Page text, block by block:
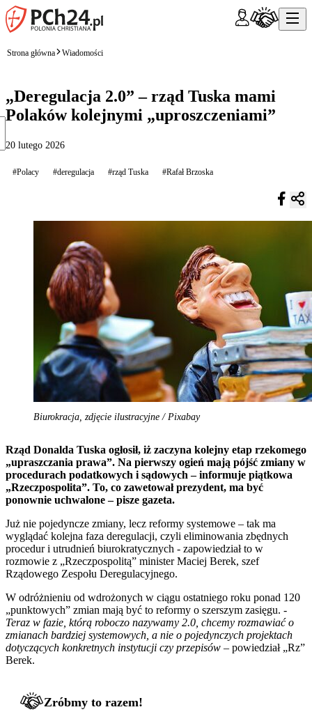
Strona główna Wiadomości
„Deregulacja 2.0” – rząd Tuska mami
Polaków kolejnymi „uproszczeniami”
20 lutego 2026
#Polacy #deregulacja #rząd Tuska #Rafał Brzoska
Biurokracja, zdjęcie ilustracyjne / Pixabay
Rząd Donalda Tuska ogłosił, iż zaczyna kolejny etap rzekomego
„upraszczania prawa”. Na pierwszy ogień mają pójść zmiany w
procedurach podatkowych i sądowych – informuje piątkowa
„Rzeczpospolita”. To, co zawetował prezydent, ma być
ponownie uchwalone – pisze gazeta.
Już nie pojedyncze zmiany, lecz reformy systemowe – tak ma
wyglądać kolejna faza deregulacji, czyli eliminowania zbędnych
procedur i utrudnień biurokratycznych - zapowiedział to w
rozmowie z „Rzeczpospolitą” minister Maciej Berek, szef
Rządowego Zespołu Deregulacyjnego.
W odróżnieniu od wdrożonych w ciągu ostatniego roku ponad 120
„punktowych” zmian mają być to reformy o szerszym zasięgu. -
Teraz w fazie, którą roboczo nazywamy 2.0, chcemy rozmawiać o
zmianach bardziej systemowych, a nie o pojedynczych projektach
dotyczących konkretnych instytucji czy przepisów – powiedział „Rz”
Berek.
Zróbmy to razem!